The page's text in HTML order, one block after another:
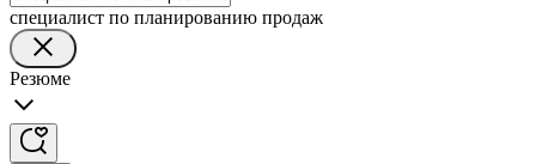
специалист по планированию продаж
Резюме